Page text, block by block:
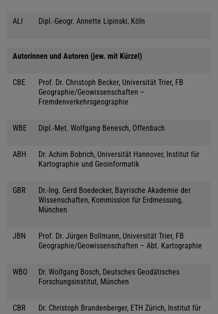
ALI Dipl.-Geogr. Annette Lipinski, Köln
Autorinnen und Autoren (jew. mit Kürzel)
CBE
Prof. Dr. Christoph Becker, Universität Trier, FB
Geographie/Geowissenschaften –
Fremdenverkehrsgeographie
WBE Dipl.-Met. Wolfgang Benesch, Offenbach
ABH
Dr. Achim Bobrich, Universität Hannover, Institut für
Kartographie und Geoinformatik
GBR
Dr.-Ing. Gerd Boedecker, Bayrische Akademie der
Wissenschaften, Kommission für Erdmessung,
München
JBN
Prof. Dr. Jürgen Bollmann, Universität Trier, FB
Geographie/Geowissenschaften – Abt. Kartographie
WBO
Dr. Wolfgang Bosch, Deutsches Geodätisches
Forschungsinstitut, München
CBR
Dr. Christoph Brandenberger, ETH Zürich, Institut für